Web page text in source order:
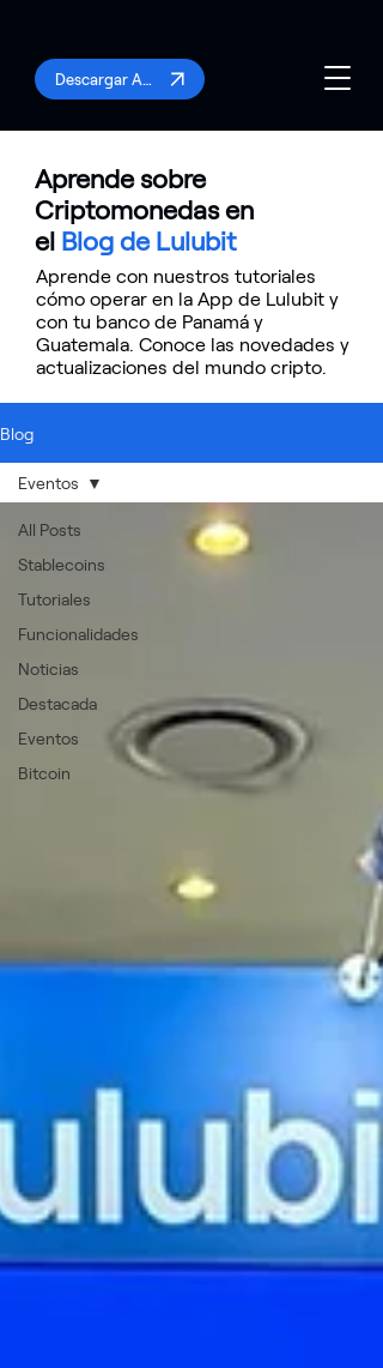
Descargar App
Aprende sobre
Criptomonedas en
el Blog de Lulubit
Aprende con nuestros tutoriales
cómo operar en la App de Lulubit y
con tu banco de Panamá y
Guatemala. Conoce las novedades y
actualizaciones del mundo cripto.
Blog
All Posts
Stablecoins
Tutoriales
Funcionalidades
Noticias
Destacada
Eventos
Bitcoin
Eventos